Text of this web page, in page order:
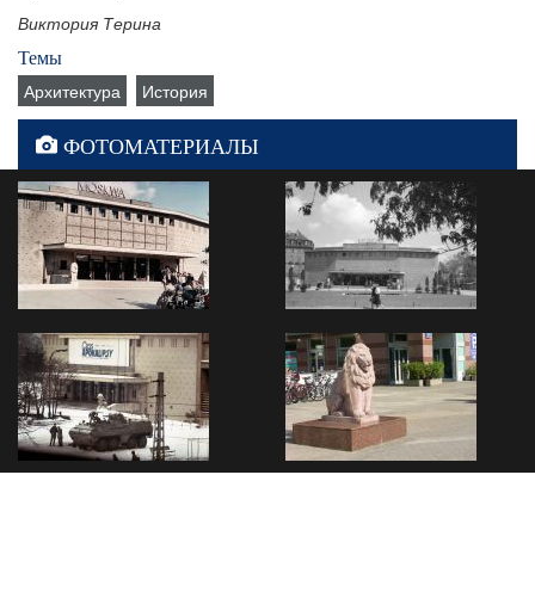
Виктория Терина
Темы
Архитектура История
ФОТОМАТЕРИАЛЫ